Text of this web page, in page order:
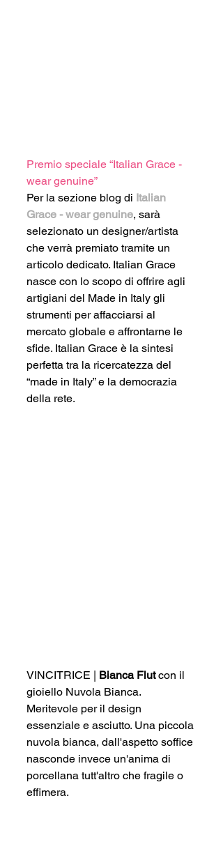
Premio speciale “Italian Grace -
wear genuine”
Per la sezione blog di Italian
Grace - wear genuine, sarà
selezionato un designer/artista
che verrà premiato tramite un
articolo dedicato. Italian Grace
nasce con lo scopo di offrire agli
artigiani del Made in Italy gli
strumenti per affacciarsi al
mercato globale e affrontarne le
sfide. Italian Grace è la sintesi
perfetta tra la ricercatezza del
“made in Italy” e la democrazia
della rete.
VINCITRICE | Bianca Flut con il
gioiello Nuvola Bianca.
Meritevole per il design
essenziale e asciutto. Una piccola
nuvola bianca, dall'aspetto soffice
nasconde invece un'anima di
porcellana tutt'altro che fragile o
effimera.